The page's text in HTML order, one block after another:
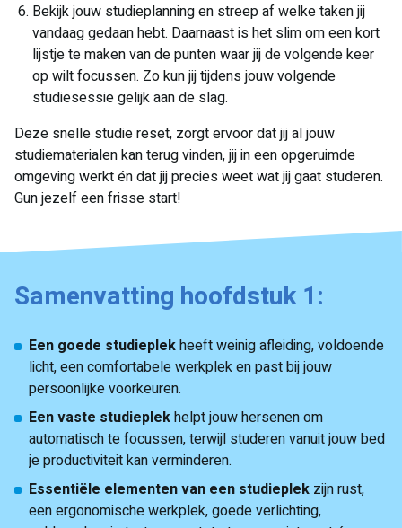
Bekijk jouw studieplanning en streep af welke taken jij
vandaag gedaan hebt. Daarnaast is het slim om een kort
lijstje te maken van de punten waar jij de volgende keer
op wilt focussen. Zo kun jij tijdens jouw volgende
studiesessie gelijk aan de slag.
Deze snelle studie reset, zorgt ervoor dat jij al jouw
studiematerialen kan terug vinden, jij in een opgeruimde
omgeving werkt én dat jij precies weet wat jij gaat studeren.
Gun jezelf een frisse start!
Samenvatting hoofdstuk 1:
Een goede studieplekheeft weinig afleiding, voldoende
licht, een comfortabele werkplek en past bij jouw
persoonlijke voorkeuren.
Een vaste studieplekhelpt jouw hersenen om
automatisch te focussen, terwijl studeren vanuit jouw bed
je productiviteit kan verminderen.
Essentiële elementen van een studieplek zijn rust,
een ergonomische werkplek, goede verlichting,